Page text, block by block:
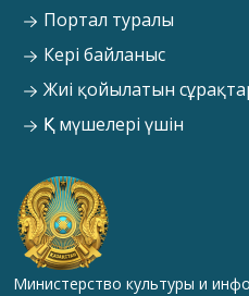
Портал туралы
Кері байланыс
Жиі қойылатын
ҚК мүшелері үшін
Министерство культуры и